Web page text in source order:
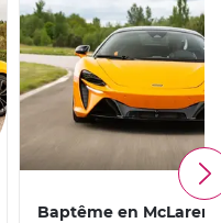
Baptême en McLaren